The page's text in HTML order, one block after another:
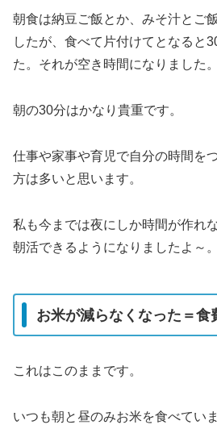
朝食は納豆ご飯とか、みそ汁とご
したが、食べて片付けてとなると
た。それが空き時間になりました。
朝の30分はかなり貴重です。
仕事や家事や育児で自分の時間を
方は多いと思います。
私も今までは夜にしか時間が作れ
朝活できるようになりましたよ～。
お米が減らなくなった＝食
これはこのままです。
いつも朝と昼のみお米を食べてい